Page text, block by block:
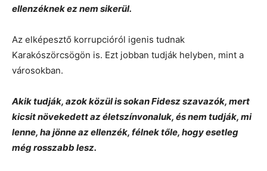
ellenzéknek ez nem sikerül.
Az elképesztő korrupcióról igenis tudnak
Karakószörcsögön is. Ezt jobban tudják helyben, mint a
városokban.
Akik tudják, azok közül is sokan Fidesz szavazók, mert
kicsit növekedett az életszínvonaluk, és nem tudják, mi
lenne, ha jönne az ellenzék, félnek tőle, hogy esetleg
még rosszabb lesz.